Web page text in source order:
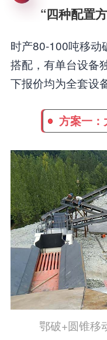
“四种配置
时产80-100吨移动
搭配，有单台设备
下报价均为全套设
方案一
鄂破+圆锥移